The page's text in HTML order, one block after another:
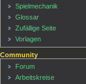
Spielmechanik
Glossar
Zufällige Seite
Vorlagen
Community
Forum
Arbeitskreise